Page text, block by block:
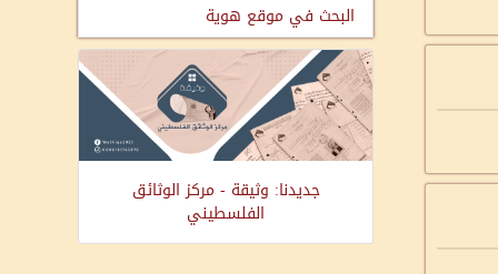
البحث في موقع هوية
جديدنا: وثيقة - مركز الوثائق
الفلسطيني